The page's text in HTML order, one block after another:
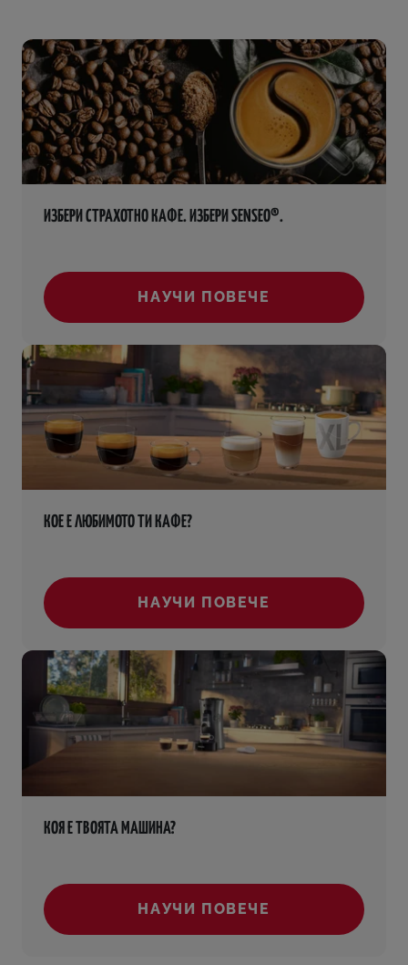
ИЗБЕРИ СТРАХОТНО КАФЕ. ИЗБЕРИ SENSEO®.
НАУЧИ ПОВЕЧЕ
()
КОЕ Е ЛЮБИМОТО ТИ КАФЕ?
НАУЧИ ПОВЕЧЕ
()
КОЯ Е ТВОЯТА МАШИНА?
НАУЧИ ПОВЕЧЕ
()